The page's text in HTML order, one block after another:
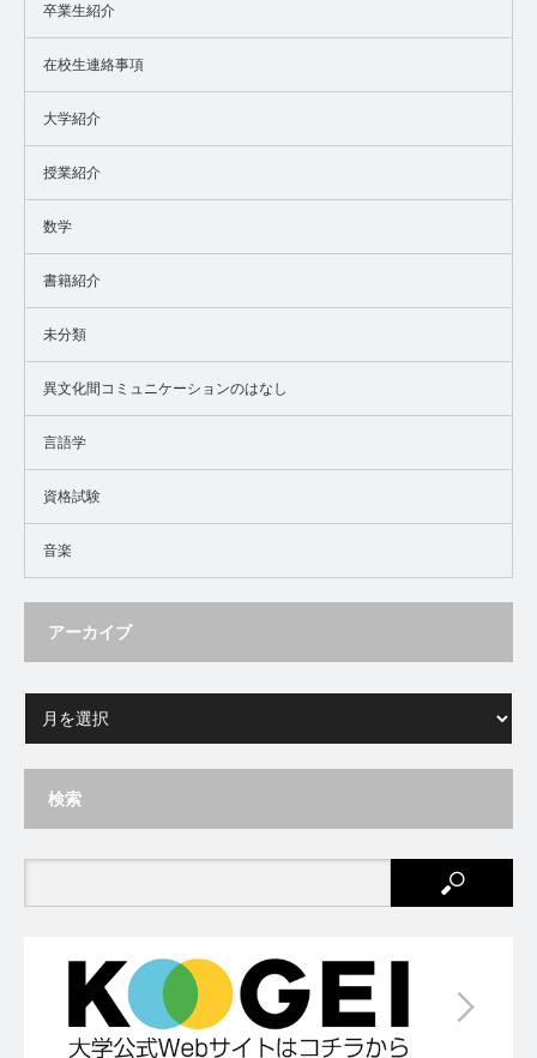
卒業生紹介
在校生連絡事項
大学紹介
授業紹介
数学
書籍紹介
未分類
異文化間コミュニケーションのはなし
言語学
資格試験
音楽
アーカイブ
検索